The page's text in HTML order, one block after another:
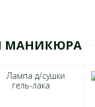
МАНИКЮРА